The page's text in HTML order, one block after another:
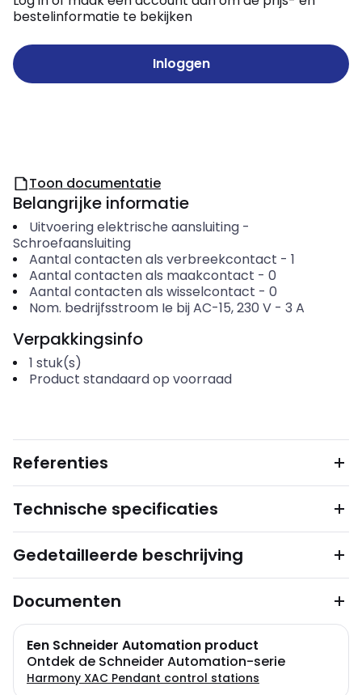
bestelinformatie te bekijken
Inloggen
Toon documentatie
Belangrijke informatie
Uitvoering elektrische aansluiting-
Schroefaansluiting
Aantal contacten als verbreekcontact - 1
Aantal contacten als maakcontact - 0
Aantal contacten als wisselcontact - 0
Nom. bedrijfsstroom Ie bij AC-15, 230 V- 3 A
Verpakkingsinfo
1 stuk(s)
Product standaard op voorraad
Referenties
Technische specificaties
Gedetailleerde beschrijving
Documenten
Een Schneider Automation product
Ontdek de Schneider Automation-serie
Harmony XAC Pendant control stations